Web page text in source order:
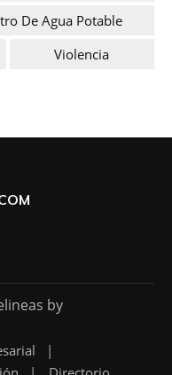
De Agua Potable
Violencia
by